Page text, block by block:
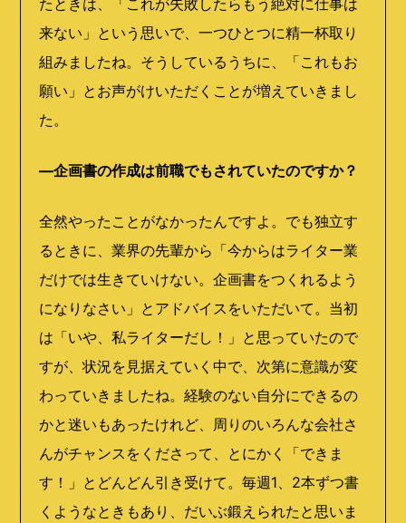
来ない」という思いで、一つひとつに精一杯取り
組みましたね。そうしているうちに、「これもお
願い」とお声がけいただくことが増えていきまし
た。
―企画書の作成は前職でもされていたのですか？
全然やったことがなかったんですよ。でも独立す
るときに、業界の先輩から「今からはライター業
だけでは生きていけない。企画書をつくれるよう
になりなさい」とアドバイスをいただいて。当初
は「いや、私ライターだし！」と思っていたので
すが、状況を見据えていく中で、次第に意識が変
わっていきましたね。経験のない自分にできるの
かと迷いもあったけれど、周りのいろんな会社さ
んがチャンスをくださって、とにかく「できま
す！」とどんどん引き受けて。毎週1 2本ずつ書
くようなときもあり、だいぶ鍛えられたと思いま